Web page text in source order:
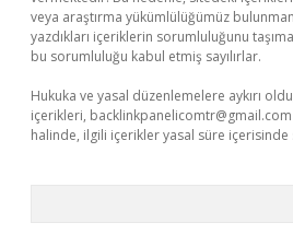
veya araştırma yükümlülüğümüz
yazdıkları içeriklerin sorumluluğunu
bu sorumluluğu kabul etmiş sayılırlar.
Hukuka ve yasal düzenlemelere aykırı
içerikleri, backlinkpanelicomtr@gmail.com
halinde, ilgili içerikler yasal süre içerisinde